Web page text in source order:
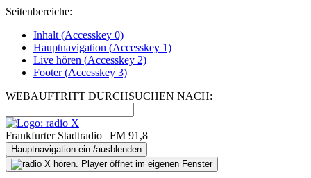
Seitenbereiche:
Inhalt (Accesskey 0)
Hauptnavigation (Accesskey 1)
Live hören (Accesskey 2)
Footer(Accesskey 3)
WEBAUFTRITT DURCHSUCHEN NACH:
Frankfurter Stadtradio | FM 91,8
Hauptnavigation ein-/ausblenden